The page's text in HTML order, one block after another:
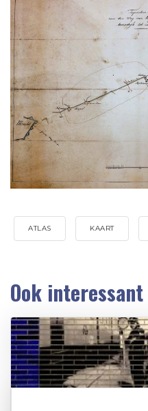
ATLAS KAART
Ook interessant